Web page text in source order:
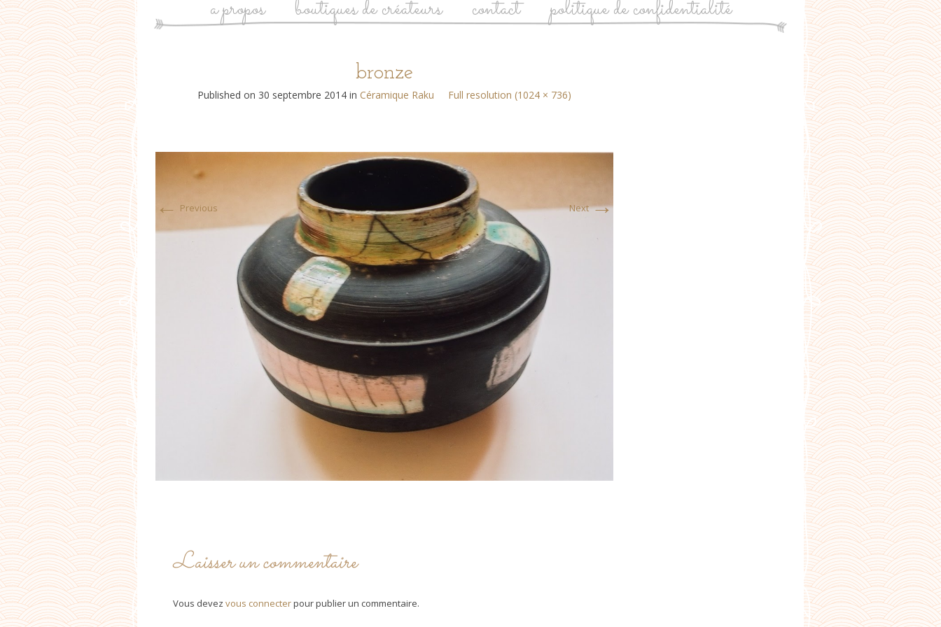
a propos boutiques de créateurs contact politique de confidentialité
bronze
Published on 30 septembre 2014in Céramique Raku Full resolution (1024 × 736)
← Previous Next→
Laisser un commentaire
Vous devez vous connecterpour publier un commentaire.